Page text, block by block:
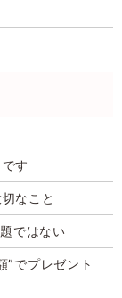
す
なこと
ではない
”でプレゼント